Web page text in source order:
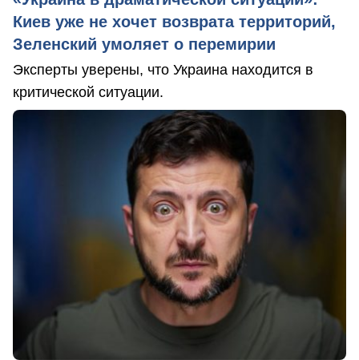
Киев уже не хочет возврата территорий,
Зеленский умоляет о перемирии
Эксперты уверены, что Украина находится в
критической ситуации.